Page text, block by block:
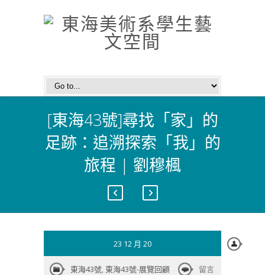
[東海43號]尋找「家」的
足跡：追溯探索「我」的
旅程 | 劉穆楓
23 12 月 20
東海43號, 東海43號-展覽回顧
在
留言